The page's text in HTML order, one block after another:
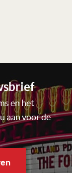
en het
aan voor de